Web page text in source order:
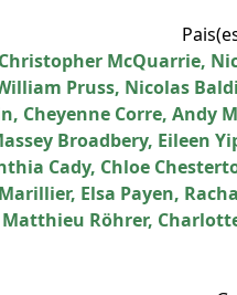
Christopher McQuarrie,
Pruss, Nicolas
Cheyenne Corre, Andy
Broadbery, Eileen
Cady, Chloe
Elsa Payen,
Röhrer,